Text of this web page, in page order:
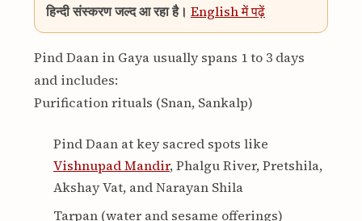
हिन्दी संस्करण जल्द आ रहा है। English में पढ़ें
Pind Daan in Gaya usually spans 1 to 3 days
and includes:
Purification rituals (Snan, Sankalp)
Pind Daan at key sacred spots like
Vishnupad Mandir, Phalgu River, Pretshila,
Akshay Vat, and Narayan Shila
Tarpan (water and sesame offerings)